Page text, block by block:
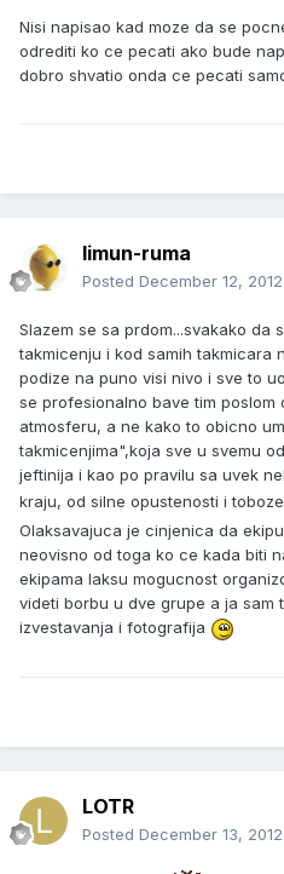
Nisi napisao kad moze da se
odrediti ko ce pecati ako bude
dobro shvatio onda ce pecati
limun-ruma
Posted December 12, 2012
Slazem se sa prdom...svakako da
takmicenju i kod samih takmicara
podize na puno visi nivo i sve to
se profesionalno bave tim poslom
atmosferu, a ne kako to obicno
takmicenjima",koja sve u svemu
jeftinija i kao po pravilu sa uvek
kraju, od silne opustenosti i
Olaksavajuca je cinjenica da
neovisno od toga ko ce kada biti
ekipama laksu mogucnost
videti borbu u dve grupe a ja sam
izvestavanja i fotografija
LOTR
Posted December 13, 2012